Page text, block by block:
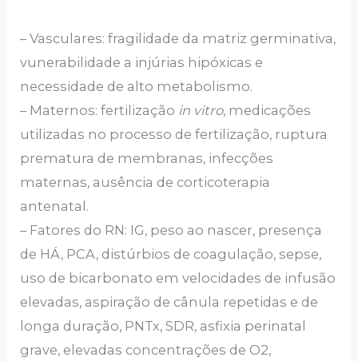
– Vasculares: fragilidade da matriz germinativa,
vunerabilidade a injúrias hipóxicas e
necessidade de alto metabolismo.
– Maternos: fertilização in vitro, medicações
utilizadas no processo de fertilização, ruptura
prematura de membranas, infecções
maternas, ausência de corticoterapia
antenatal.
– Fatores do RN: IG, peso ao nascer, presença
de HÁ, PCA, distúrbios de coagulação, sepse,
uso de bicarbonato em velocidades de infusão
elevadas, aspiração de cânula repetidas e de
longa duração, PNTx, SDR, asfixia perinatal
grave, elevadas concentrações de O2,